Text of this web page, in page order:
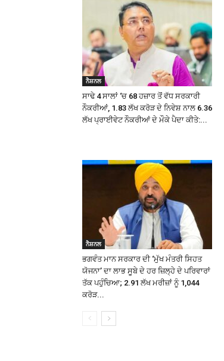
ਨੈਸ਼ਨਲ
ਸਾਢੇ 4 ਸਾਲਾਂ ‘ਚ 68 ਹਜ਼ਾਰ ਤੋਂ ਵੱਧ ਸਰਕਾਰੀ
ਨੌਕਰੀਆਂ, 1.83 ਲੱਖ ਕਰੋੜ ਦੇ ਨਿਵੇਸ਼ ਨਾਲ 6.36
ਲੱਖ ਪ੍ਰਾਈਵੇਟ ਨੌਕਰੀਆਂ ਦੇ ਮੌਕੇ ਪੈਦਾ ਕੀਤੇ:...
ਨੈਸ਼ਨਲ
ਭਗਵੰਤ ਮਾਨ ਸਰਕਾਰ ਦੀ ‘ਮੁੱਖ ਮੰਤਰੀ ਸਿਹਤ
ਯੋਜਨਾ’ ਦਾ ਲਾਭ ਸੂਬੇ ਦੇ ਹਰ ਜ਼ਿਲ੍ਹੇ ਦੇ ਪਰਿਵਾਰਾਂ
ਤੱਕ ਪਹੁੰਚਿਆ; 2.91 ਲੱਖ ਮਰੀਜ਼ਾਂ ਨੂੰ ₹1,044
ਕਰੋੜ...